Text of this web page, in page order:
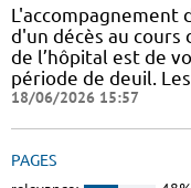
L'accompagnement
d'un décès au cours
de l’hôpital est de
période de deuil.
18/06/2026 15:57
PAGES